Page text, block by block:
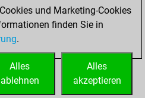
und Marketing-Cookies
finden Sie in
.
Alles
akzeptieren
Alles
ablehnen